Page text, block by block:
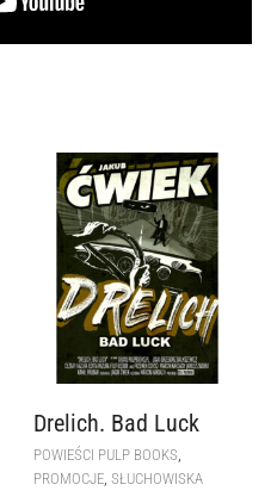
Drelich. Bad Luck
POWIEŚCI PULP BOOKS
PROMOCJE SŁUCHOWISKA